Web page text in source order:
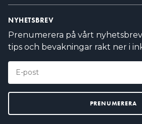
NYHETSBREV
Prenumerera på vårt
tips och bevakningar rakt ner i